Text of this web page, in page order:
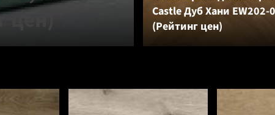
покрытий
Castle Дуб Хани EW202-
(Рейтинг цен)